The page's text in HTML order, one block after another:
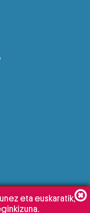
eta euskaratik,